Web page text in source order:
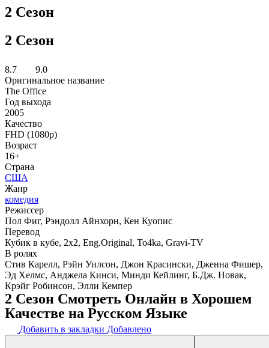
2 Сезон
2 Сезон
8.7
9.0
Оригинальное название
The Office
Год выхода
2005
Качество
FHD (1080p)
Возраст
16+
Страна
США
Жанр
комедия
Режиссер
Пол Фиг, Рэндолл Айнхорн, Кен Куопис
Перевод
Кубик в кубе, 2x2, Eng.Original, To4ka, Gravi-TV
В ролях
Стив Карелл, Рэйн Уилсон, Джон Красински, Дженна Фишер,
Эд Хелмс, Анджела Кинси, Минди Кейлинг, Б.Дж. Новак,
Крэйг Робинсон, Элли Кемпер
2 Сезон Смотреть Онлайн в Хорошем
Качестве на Русском Языке
Добавить в закладки Добавлено